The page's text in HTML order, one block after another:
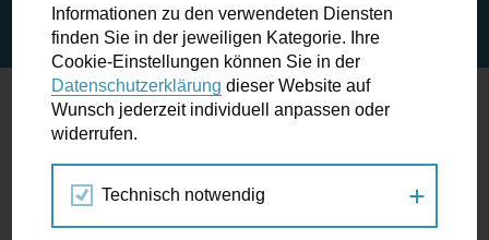
Newsletter abonnieren
Wunschbox
der Ampel ...
STARTSEITE SPAZIERGANG KALENDER
MITTEN IN
KAGRAN
17.
MAI
2019
Informationen zu den verwendeten Diensten
finden Sie in der jeweiligen Kategorie. Ihre
Cookie-Einstellungen können Sie in der
Datenschutzerklärung dieser Website auf
Wunsch jederzeit individuell anpassen oder
widerrufen.
Technisch notwendig